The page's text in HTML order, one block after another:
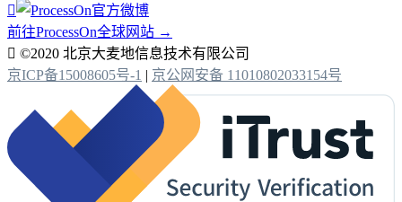

前往ProcessOn全球网站 →
 ©2020 北京大麦地信息技术有限公司
京ICP备15008605号-1 | 京公网安备 11010802033154号